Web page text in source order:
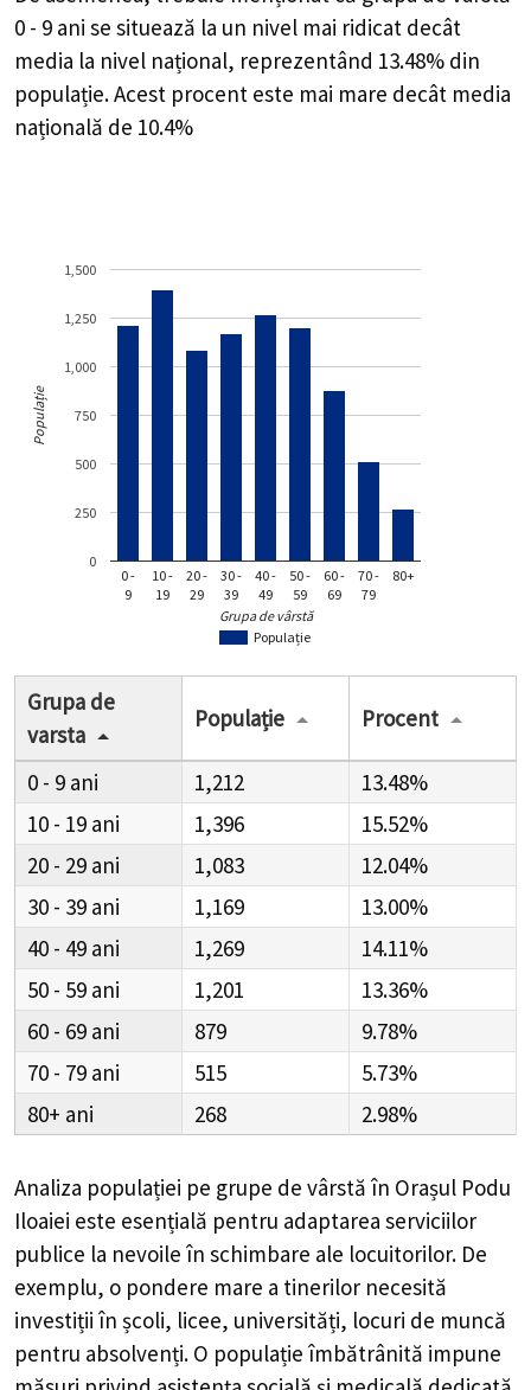
0 - 9 ani se situează la un nivel mai ridicat decât
media la nivel național, reprezentând 13.48% din
populație. Acest procent este mai mare decât media
națională de 10.4%
Populație
0 -
9
10 -
19
20 -
29
30 -
39
40 -
49
50 -
59
60 -
69
70 -
79
80+
0
250
500
750
1,000
1,250
1,500
Grupa de vârstă
Populație
Grupa de
varsta
Populație Procent
0 - 9 1,212
13.48%
10 - 19
1,396
15.52%
20 - 29
1,083
12.04%
30 - 39
1,169
13.00%
40 - 49
1,269
14.11%
50 - 59
1,201
13.36%
60 - 69
879
9.78%
70 - 79
515
5.73%
80+
268 2.98%
Analiza populației pe grupe de vârstă în Orașul Podu
Iloaiei este esențială pentru adaptarea serviciilor
publice la nevoile în schimbare ale locuitorilor. De
exemplu, o pondere mare a tinerilor necesită
investiții în școli, licee, universități, locuri de muncă
pentru absolvenți. O populație îmbătrânită impune